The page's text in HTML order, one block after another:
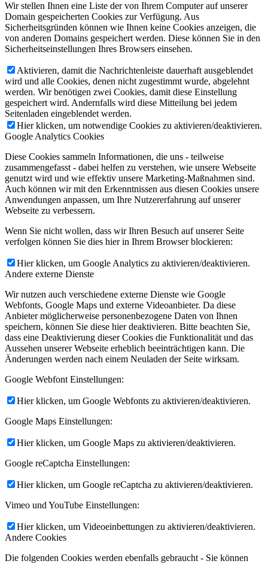
Wir stellen Ihnen eine Liste der von Ihrem Computer auf unserer
Domain gespeicherten Cookies zur Verfügung. Aus
Sicherheitsgründen können wie Ihnen keine Cookies anzeigen, die
von anderen Domains gespeichert werden. Diese können Sie in den
Sicherheitseinstellungen Ihres Browsers einsehen.
Aktivieren, damit die Nachrichtenleiste dauerhaft ausgeblendet
wird und alle Cookies, denen nicht zugestimmt wurde, abgelehnt
werden. Wir benötigen zwei Cookies, damit diese Einstellung
gespeichert wird. Andernfalls wird diese Mitteilung bei jedem
Seitenladen eingeblendet werden.
Hier klicken, um notwendige Cookies zu aktivieren/deaktivieren.
Google Analytics Cookies
Diese Cookies sammeln Informationen, die uns - teilweise
zusammengefasst - dabei helfen zu verstehen, wie unsere Webseite
genutzt wird und wie effektiv unsere Marketing-Maßnahmen sind.
Auch können wir mit den Erkenntnissen aus diesen Cookies unsere
Anwendungen anpassen, um Ihre Nutzererfahrung auf unserer
Webseite zu verbessern.
Wenn Sie nicht wollen, dass wir Ihren Besuch auf unserer Seite
verfolgen können Sie dies hier in Ihrem Browser blockieren:
Hier klicken, um Google Analytics zu aktivieren/deaktivieren.
Andere externe Dienste
Wir nutzen auch verschiedene externe Dienste wie Google
Webfonts, Google Maps und externe Videoanbieter. Da diese
Anbieter möglicherweise personenbezogene Daten von Ihnen
speichern, können Sie diese hier deaktivieren. Bitte beachten Sie,
dass eine Deaktivierung dieser Cookies die Funktionalität und das
Aussehen unserer Webseite erheblich beeinträchtigen kann. Die
Änderungen werden nach einem Neuladen der Seite wirksam.
Google Webfont Einstellungen:
Hier klicken, um Google Webfonts zu aktivieren/deaktivieren.
Google Maps Einstellungen:
Hier klicken, um Google Maps zu aktivieren/deaktivieren.
Google reCaptcha Einstellungen:
Hier klicken, um Google reCaptcha zu aktivieren/deaktivieren.
Vimeo und YouTube Einstellungen:
Hier klicken, um Videoeinbettungen zu aktivieren/deaktivieren.
Andere Cookies
Die folgenden Cookies werden ebenfalls gebraucht - Sie können